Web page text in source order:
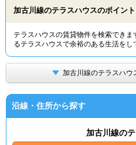
加古川線のテラスハウスのポイント
テラスハウスの賃貸物件を検索でき
るテラスハウスで余裕のある生活をし
加古川線のテラスハウ
沿線・住所から探す
加古川線の